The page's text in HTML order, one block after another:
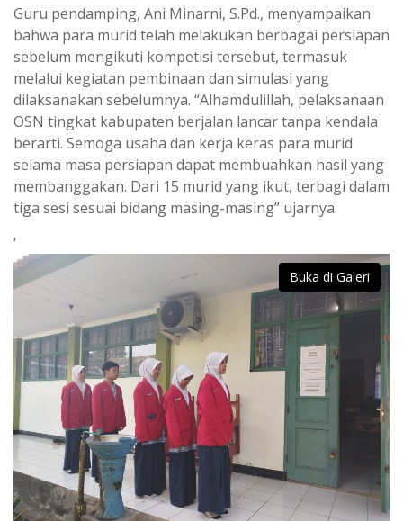
Guru pendamping, Ani Minarni, S.Pd., menyampaikan
bahwa para murid telah melakukan berbagai persiapan
sebelum mengikuti kompetisi tersebut, termasuk
melalui kegiatan pembinaan dan simulasi yang
dilaksanakan sebelumnya. “Alhamdulillah, pelaksanaan
OSN tingkat kabupaten berjalan lancar tanpa kendala
berarti. Semoga usaha dan kerja keras para murid
selama masa persiapan dapat membuahkan hasil yang
membanggakan. Dari 15 murid yang ikut, terbagi dalam
tiga sesi sesuai bidang masing-masing” ujarnya.
‘
Buka di Galeri